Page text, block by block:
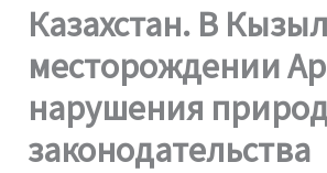
Казахстан. В
месторождении
нарушения
законодательства